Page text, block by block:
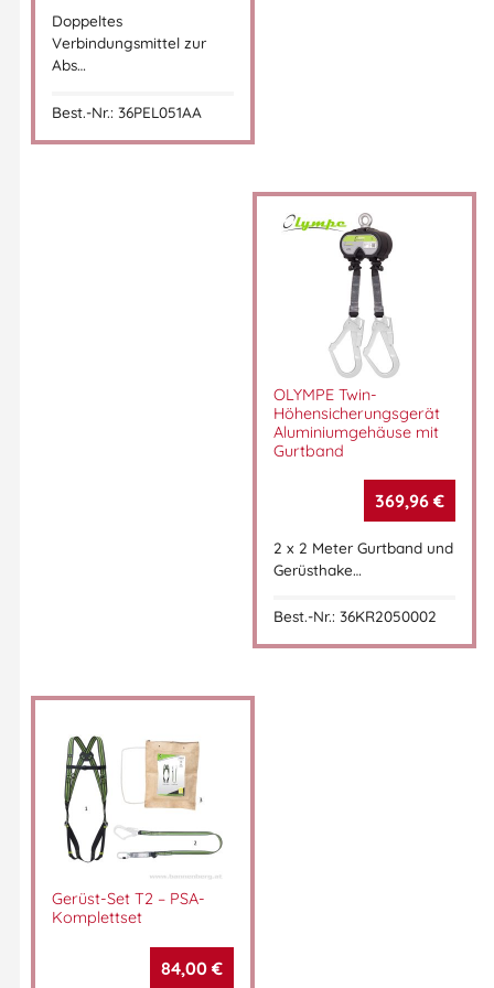
Doppeltes
Verbindungsmittel zur
Abs…
Best.-Nr.: 36PEL051AA
OLYMPE Twin-
Höhensicherungsgerät
Aluminiumgehäuse mit
Gurtband
369,96 €
2 x 2 Meter Gurtband und
Gerüsthake…
Best.-Nr.: 36KR2050002
Gerüst-Set T2 – PSA-
Komplettset
84,00 €